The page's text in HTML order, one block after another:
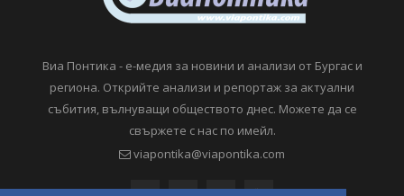
Виа Понтика - е-медия за новини и анализи от Бургас и
региона. Открийте анализи и репортаж за актуални
събития, вълнуващи обществото днес. Можете да се
свържете с нас по имейл.
viapontika@viapontika.com